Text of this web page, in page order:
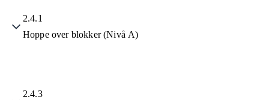
2.4.1
Hoppe over blokker (Nivå A)
2.4.3